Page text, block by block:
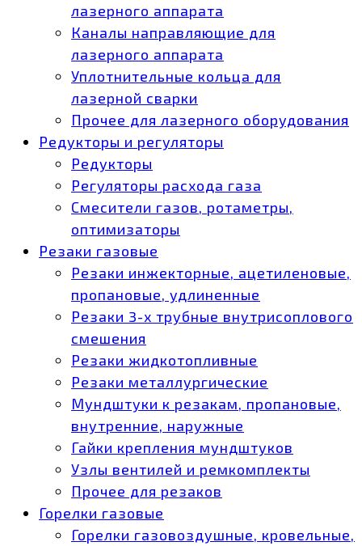
лазерного аппарата
Каналы направляющие для
лазерного аппарата
Уплотнительные кольца для
лазерной сварки
Прочее для лазерного оборудования
Редукторы и регуляторы
Редукторы
Регуляторы расхода газа
Смесители газов, ротаметры,
оптимизаторы
Резаки газовые
Резаки инжекторные, ацетиленовые,
пропановые, удлиненные
Резаки 3-х трубные внутрисоплового
смешения
Резаки жидкотопливные
Резаки металлургические
Мундштуки к резакам, пропановые,
внутренние, наружные
Гайки крепления мундштуков
Узлы вентилей и ремкомплекты
Прочее для резаков
Горелки газовые
Горелки газовоздушные, кровельные,